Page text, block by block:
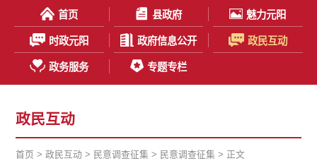
首页 县政府 魅力元阳
时政元阳 政府信息公开 政民互动
政务服务 专题专栏
政民互动
首页 >政民互动 > 民意调查征集 > 民意调查征集 > 正文